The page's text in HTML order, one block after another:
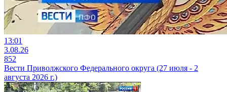
13:01
3.08.26
852
Вести Приволжского Федерального округа (27 июля - 2
августа 2026 г.)